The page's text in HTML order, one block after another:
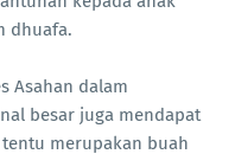
dhuafa.
Asahan dalam
besar juga mendapat
merupakan buah